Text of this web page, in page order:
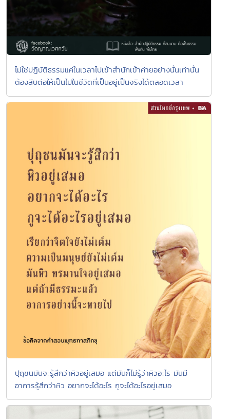
ไม่ใช่ปฏิบัติธรรมแค่ในเวลาไปเข้าสำนักเข้าค่ายอย่างนั้นเท่านั้น
ต้องสืบต่อให้เป็นไปในชีวิตที่เป็นอยู่เป็นจริงได้ตลอดเวลา
ปุถุชนมันจะรู้สึกว่าหิวอยู่เสมอ แต่มันก็ไม่รู้ว่าหิวอะไร มันมี
อาการรู้สึกว่าหิว อยากจะได้อะไร กูจะได้อะไรอยู่เสมอ